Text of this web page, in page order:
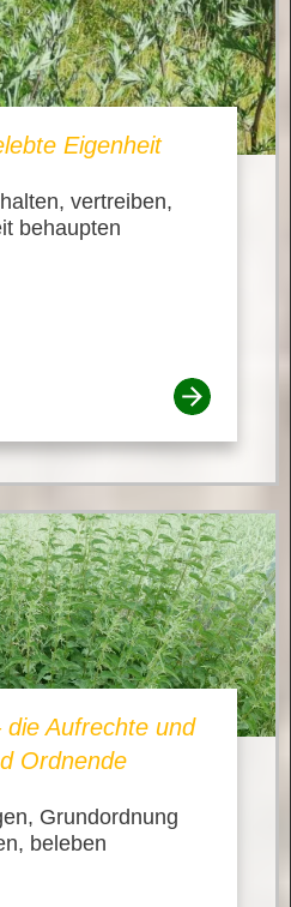
Eigenheit
vertreiben,
behaupten
die Aufrechte und
Ordnende
Grundordnung
beleben